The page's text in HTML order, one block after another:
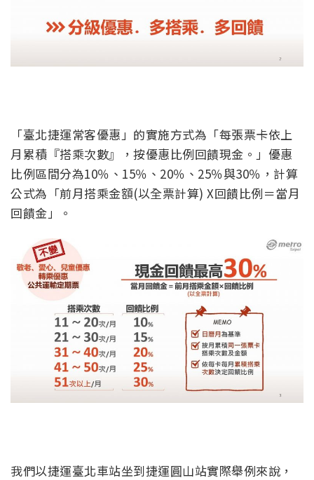
「臺北捷運常客優惠」的實施方式為「每張票卡依上
月累積『搭乘次數』，按優惠比例回饋現金。」優惠
比例區間分為10％、15％、20％、25％與30％，計算
公式為「前月搭乘金額(以全票計算) X回饋比例＝當月
回饋金」。
我們以捷運臺北車站坐到捷運圓山站實際舉例來說，